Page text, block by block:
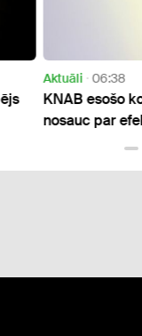
Aktuāli 06:38
KNAB esošo
nosauc par